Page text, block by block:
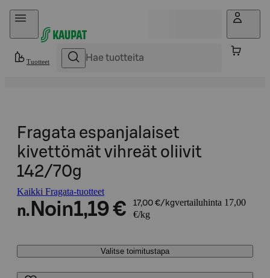
Hyppää sisältöön
Tuotteet
Fragata espanjalaiset
kivettömät vihreät oliivit
142/70g
Kaikki Fragata-tuotteet
n. Noin1,19 € 17,00 €/kgvertailuhinta 17,00
€/kg
Valitse toimitustapa